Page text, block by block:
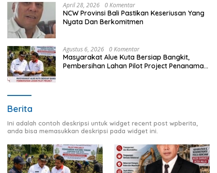
April 28, 2026 0 Komentar
NCW Provinsi Bali Pastikan Keseriusan Yang
Nyata Dan Berkomitmen
Agustus 6, 2026 0 Komentar
Masyarakat Alue Kuta Bersiap Bangkit,
Pembersihan Lahan Pilot Project Penanaman
Berita
Ini adalah contoh deskripsi untuk widget recent post wpberita,
anda bisa memasukkan deskripsi pada widget ini.